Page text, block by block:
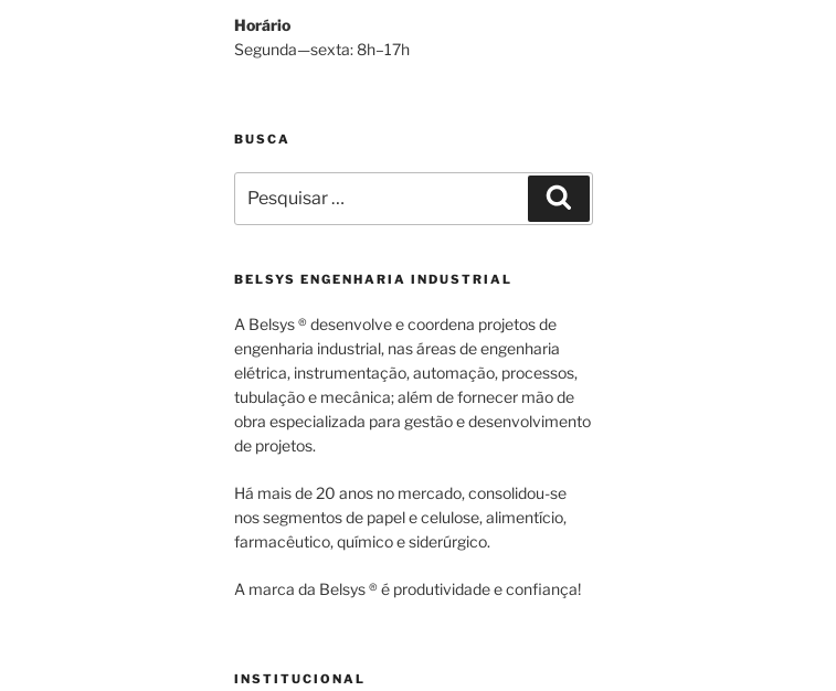
Horário
Segunda—sexta: 8h–17h
BUSCA
por:
BELSYS ENGENHARIA INDUSTRIAL
A Belsys ® desenvolve e coordena projetos de
engenharia industrial, nas áreas de engenharia
elétrica, instrumentação, automação, processos,
tubulação e mecânica; além de fornecer mão de
obra especializada para gestão e desenvolvimento
de projetos.
Há mais de 20 anos no mercado, consolidou-se
nos segmentos de papel e celulose, alimentício,
farmacêutico, químico e siderúrgico.
A marca da Belsys ® é produtividade e confiança!
INSTITUCIONAL